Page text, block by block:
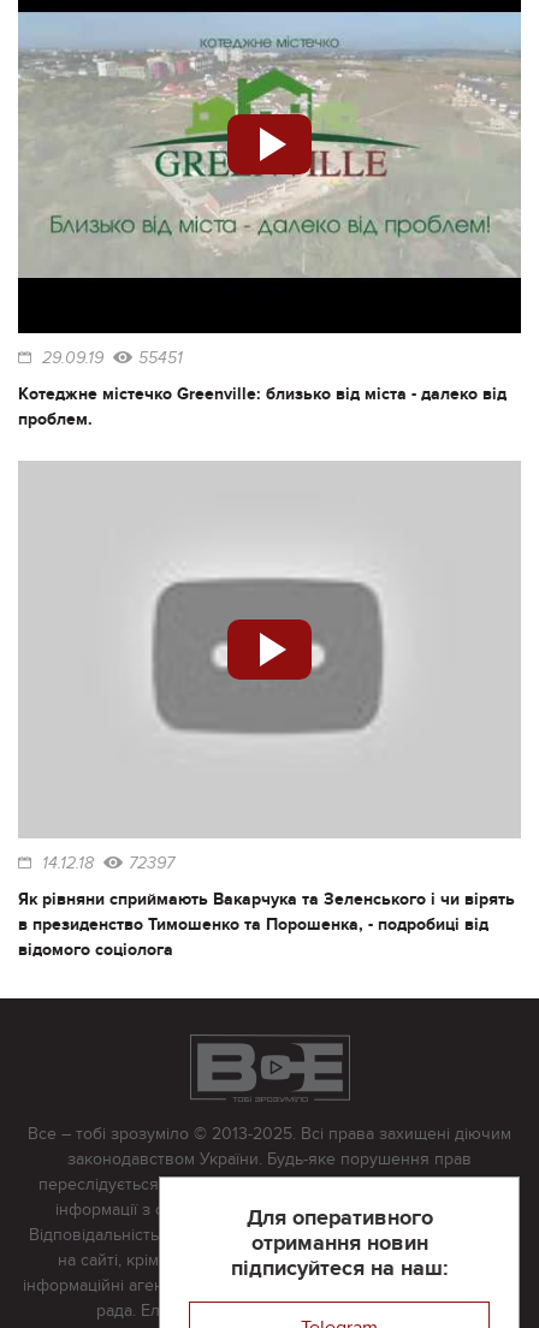
29.09.19 55451
Котеджне містечко Greenville: близько від міста - далеко від
проблем.
14.12.18 72397
Як рівняни сприймають Вакарчука та Зеленського і чи вірять
в президенство Тимошенко та Порошенка, - подробиці від
відомого соціолога
Для оперативного
отримання новин
підписуйтеся на наш:
Все – тобі зрозуміло © 2013-2025. Всі права захищені діючим
законодавством України. Будь-яке порушення прав
переслідується в судовому порядку. Будь-яке відтворення
інформації з сайту тільки з письмово дозволу редакції.
Відповідальність за достовірність усіх матеріалів, розміщених
на сайті, крім матеріалів, які містять посилання на інші
інформаційні агентства або інтернет-видання, несе редакційна
рада. Електронна пошта: